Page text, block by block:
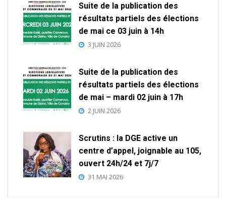
Suite de la publication des
résultats partiels des élections
de mai ce 03 juin à 14h
3 JUIN 2026
Suite de la publication des
résultats partiels des élections
de mai – mardi 02 juin à 17h
2 JUIN 2026
Scrutins : la DGE active un
centre d’appel, joignable au 105,
ouvert 24h/24 et 7j/7
31 MAI 2026